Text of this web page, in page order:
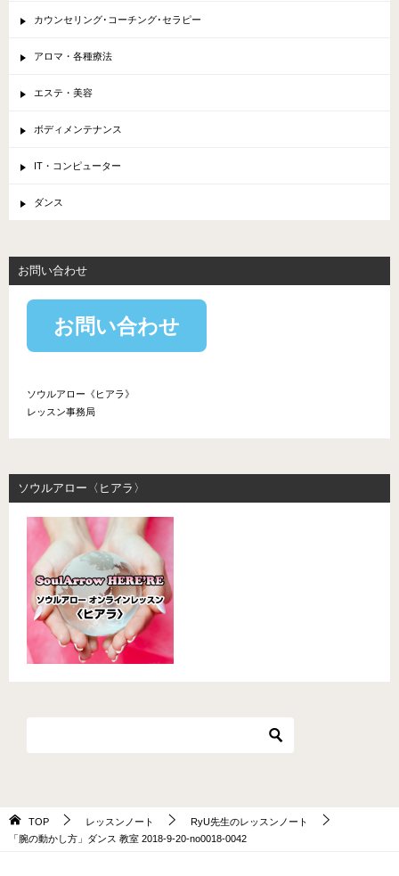
カウンセリング･コーチング･セラピー
アロマ・各種療法
エステ・美容
ボディメンテナンス
IT・コンピューター
ダンス
お問い合わせ
お問い合わせ
ソウルアロー《ヒアラ》
レッスン事務局
ソウルアロー〈ヒアラ〉
TOP レッスンノート
RyU先生のレッスンノート
「腕の動かし方」ダンス 教室 2018-9-20-­no0018-­0042